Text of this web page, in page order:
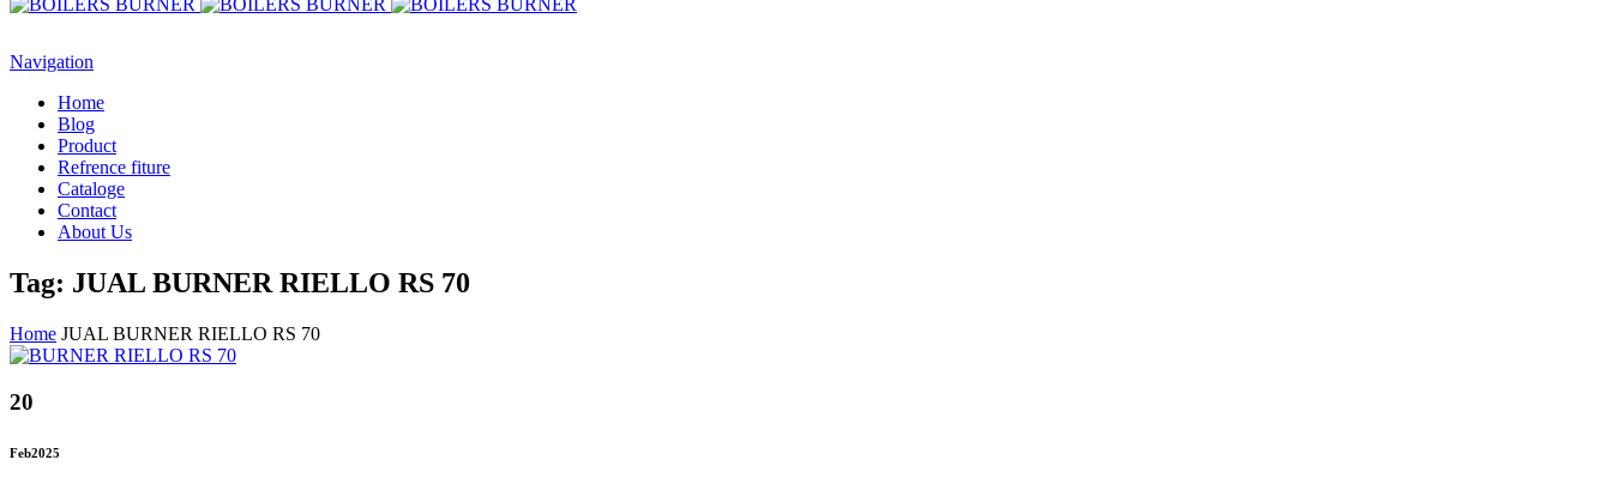
Navigation
Home
Blog
Product
Refrence fiture
Cataloge
Contact
About Us
Tag: JUAL BURNER RIELLO RS 70
Home JUAL BURNER RIELLO RS 70
20
Feb2025